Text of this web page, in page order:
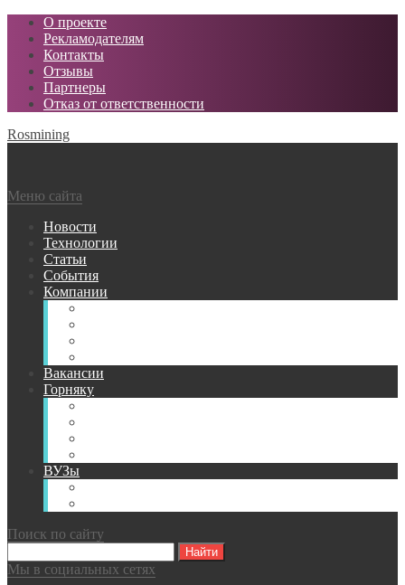
О проекте
Рекламодателям
Контакты
Отзывы
Партнеры
Отказ от ответственности
Rosmining
Меню сайта
Новости
Технологии
Статьи
События
Компании
Вакансии
Горняку
ВУЗы
Поиск по сайту
Мы в социальных сетях